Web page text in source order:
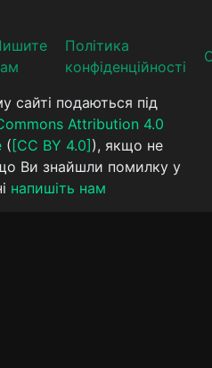
Політика
конфіденційності
сайті подаються під
Attribution 4.0
( [CC BY 4.0] ), якщо не
Ви знайшли помилку у
напишіть нам